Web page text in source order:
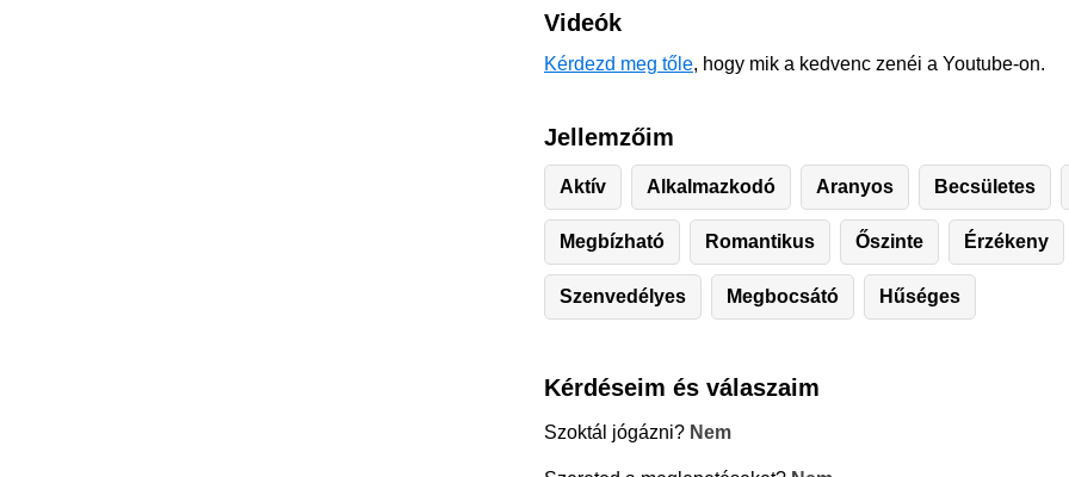
Videók
Kérdezd meg tőle, hogy mik a kedvenc zenéi a Youtube-on.
Jellemzőim
Aktív Alkalmazkodó Aranyos Becsületes
Megbízható Romantikus Őszinte Érzékeny
Szenvedélyes Megbocsátó Hűséges
Kérdéseim és válaszaim
Szoktál jógázni? Nem